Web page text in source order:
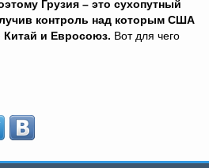
Грузия – это сухопутный
контроль над которым США
Китай и Евросоюз. Вот для чего